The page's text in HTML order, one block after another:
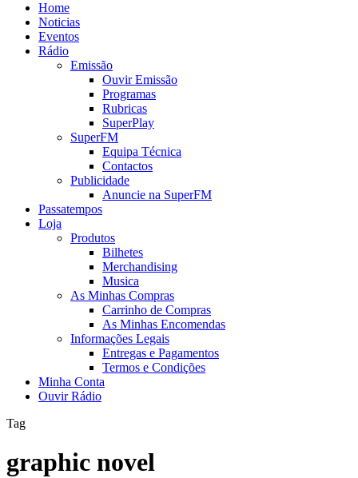
Home
Noticias
Eventos
Rádio
Emissão
Ouvir Emissão
Programas
Rubricas
SuperPlay
SuperFM
Equipa Técnica
Contactos
Publicidade
Anuncie na SuperFM
Passatempos
Loja
Produtos
Bilhetes
Merchandising
Musica
As Minhas Compras
Carrinho de Compras
As Minhas Encomendas
Informações Legais
Entregas e Pagamentos
Termos e Condições
Minha Conta
Ouvir Rádio
Tag
graphic novel